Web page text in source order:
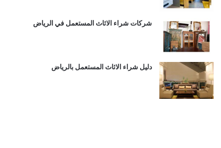
شركات شراء الاثاث المستعمل في الرياض
دليل شراء الاثاث المستعمل بالرياض